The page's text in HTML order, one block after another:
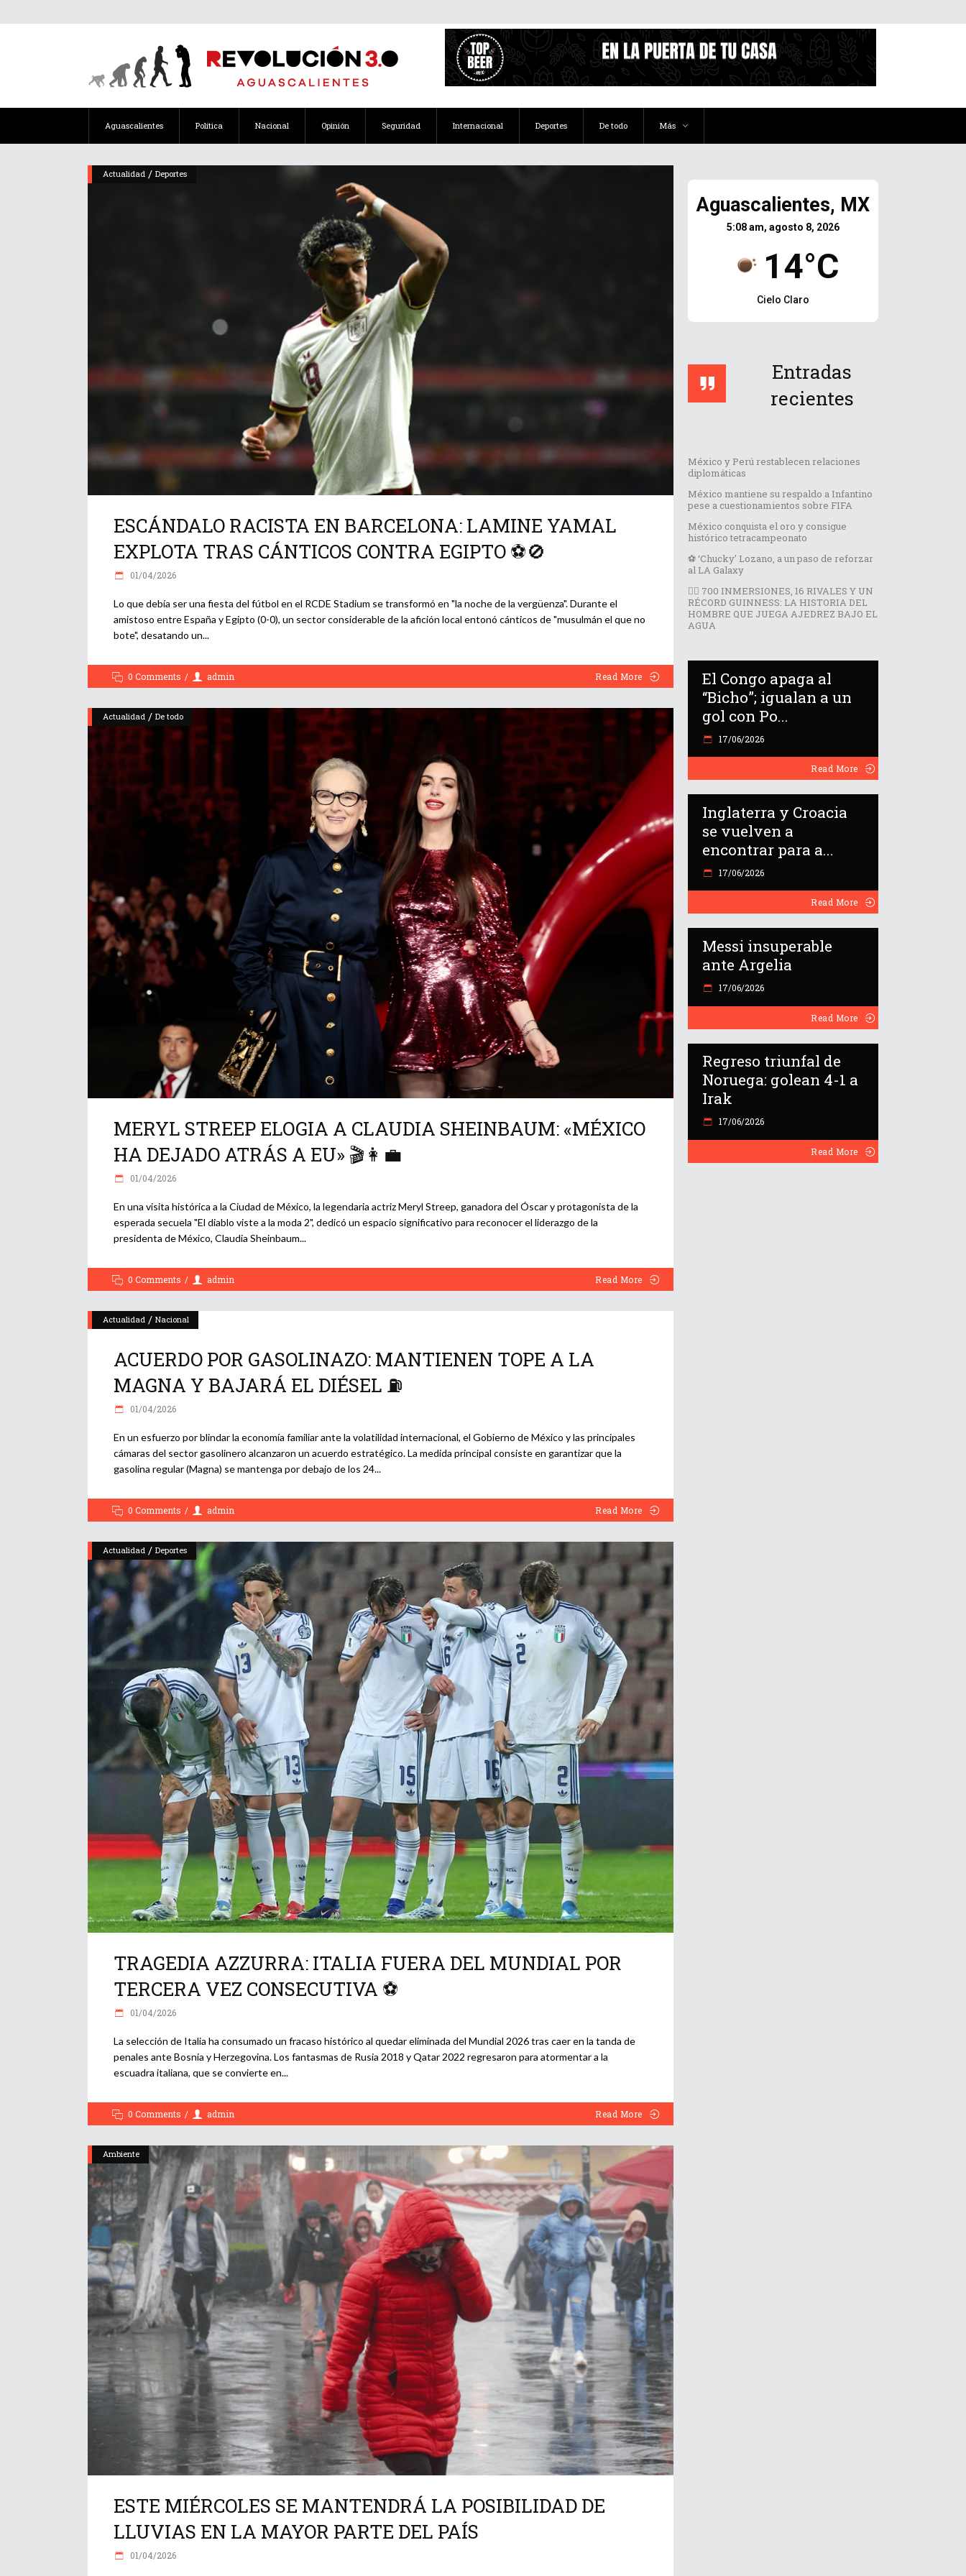
Aguascalientes Política Nacional Opinión Seguridad Internacional Deportes De todo Más
Actualidad / Deportes
ESCÁNDALO RACISTA EN BARCELONA: LAMINE YAMAL
EXPLOTA TRAS CÁNTICOS CONTRA EGIPTO ⚽🚫
01/04/2026
Lo que debía ser una fiesta del fútbol en el RCDE Stadium se transformó en "la noche de la vergüenza". Durante el
amistoso entre España y Egipto (0-0), un sector considerable de la afición local entonó cánticos de "musulmán el que no
bote", desatando un
0 Comments admin Read More
Actualidad / De todo
MERYL STREEP ELOGIA A CLAUDIA SHEINBAUM: «MÉXICO
HA DEJADO ATRÁS A EU» 🎬👩‍💼
01/04/2026
En una visita histórica a la Ciudad de México, la legendaria actriz Meryl Streep, ganadora del Óscar y protagonista de la
esperada secuela "El diablo viste a la moda 2", dedicó un espacio significativo para reconocer el liderazgo de la
presidenta de México, Claudia Sheinbaum
0 Comments admin Read More
Actualidad / Nacional
ACUERDO POR GASOLINAZO: MANTIENEN TOPE A LA
MAGNA Y BAJARÁ EL DIÉSEL ⛽
01/04/2026
En un esfuerzo por blindar la economía familiar ante la volatilidad internacional, el Gobierno de México y las principales
cámaras del sector gasolinero alcanzaron un acuerdo estratégico. La medida principal consiste en garantizar que la
gasolina regular (Magna) se mantenga por debajo de los 24
0 Comments admin Read More
Actualidad / Deportes
TRAGEDIA AZZURRA: ITALIA FUERA DEL MUNDIAL POR
TERCERA VEZ CONSECUTIVA ⚽
01/04/2026
La selección de Italia ha consumado un fracaso histórico al quedar eliminada del Mundial 2026 tras caer en la tanda de
penales ante Bosnia y Herzegovina. Los fantasmas de Rusia 2018 y Qatar 2022 regresaron para atormentar a la
escuadra italiana, que se convierte en
0 Comments admin Read More
Ambiente
ESTE MIÉRCOLES SE MANTENDRÁ LA POSIBILIDAD DE
LLUVIAS EN LA MAYOR PARTE DEL PAÍS
01/04/2026
Aguascalientes, MX
5:08 am, agosto 8, 2026
14°C
Cielo Claro
Entradas
recientes
México y Perú restablecen relaciones
diplomáticas
México mantiene su respaldo a Infantino
pese a cuestionamientos sobre FIFA
México conquista el oro y consigue
histórico tetracampeonato
⚽️ ‘Chucky’ Lozano, a un paso de reforzar
al LA Galaxy
🏊‍♂️ 700 INMERSIONES, 16 RIVALES Y UN
RÉCORD GUINNESS: LA HISTORIA DEL
HOMBRE QUE JUEGA AJEDREZ BAJO EL
AGUA
El Congo apaga al
“Bicho”; igualan a un
gol con Po...
17/06/2026
Read More
Inglaterra y Croacia
se vuelven a
encontrar para a...
17/06/2026
Read More
Messi insuperable
ante Argelia
17/06/2026
Read More
Regreso triunfal de
Noruega: golean 4-1 a
Irak
17/06/2026
Read More